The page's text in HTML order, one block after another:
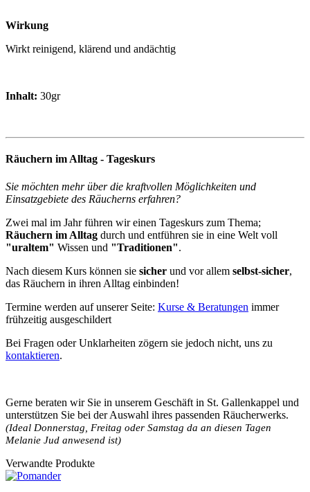
Wirkung
Wirkt reinigend, klärend und andächtig
Inhalt: 30gr
Räuchern im Alltag - Tageskurs
Sie möchten mehr über die kraftvollen Möglichkeiten und
Einsatzgebiete des Räucherns erfahren?
Zwei mal im Jahr führen wir einen Tageskurs zum Thema;
Räuchern im Alltag durch und entführen sie in eine Welt voll
"uraltem" Wissen und "Traditionen".
Nach diesem Kurs können sie sicher und vor allem selbst-sicher,
das Räuchern in ihren Alltag einbinden!
Termine werden auf unserer Seite: Kurse & Beratungen immer
frühzeitig ausgeschildert
Bei Fragen oder Unklarheiten zögern sie jedoch nicht, uns zu
kontaktieren.
Gerne beraten wir Sie in unserem Geschäft in St. Gallenkappel und
unterstützen Sie bei der Auswahl ihres passenden Räucherwerks.
(Ideal Donnerstag, Freitag oder Samstag da an diesen Tagen
Melanie Jud anwesend ist)
Verwandte Produkte